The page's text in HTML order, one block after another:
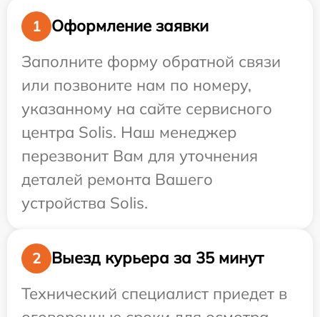
1
Оформление заявки
Заполните форму обратной связи
или позвоните нам по номеру,
указанному на сайте сервисного
центра Solis. Наш менеджер
перезвонит Вам для уточнения
деталей ремонта Вашего
устройства Solis.
2
Выезд курьера за 35 минут
Технический специалист приедет в